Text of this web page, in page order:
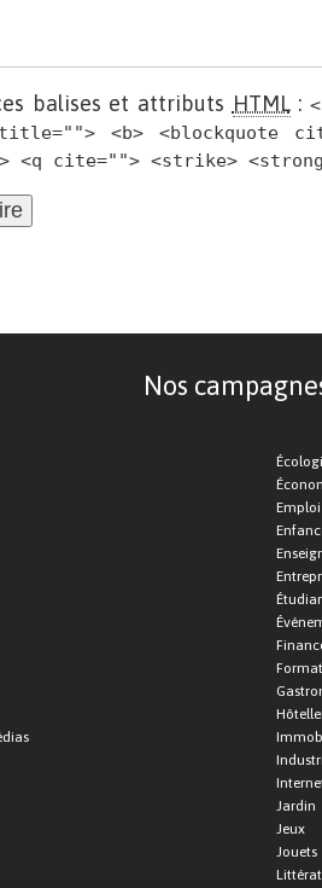
balises et attributs HTML:
<b> <blockquote
<q cite=""> <strike>
Nos
Emploi
Jardin
Jeux
Jouets